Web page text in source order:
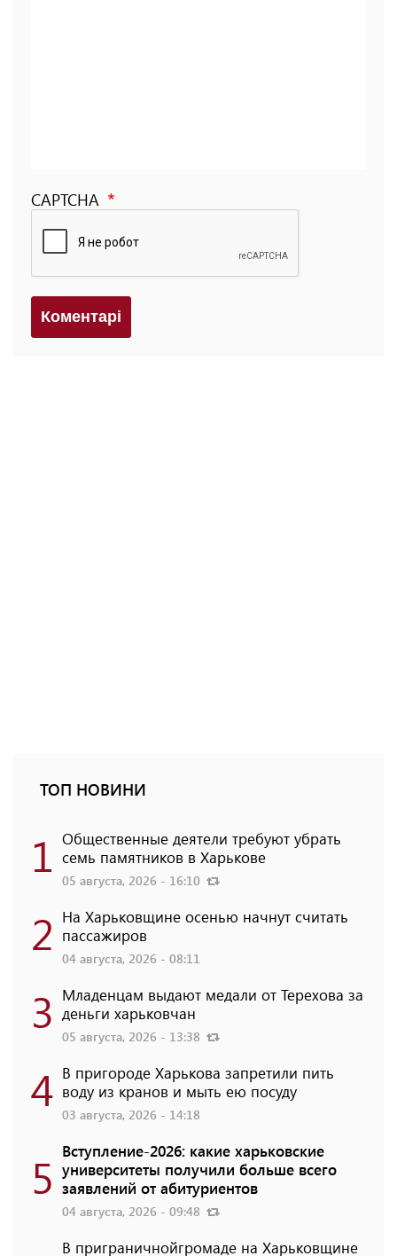
CAPTCHA
Коментарi
ТОП НОВИНИ
1 Общественные деятели требуют убрать
семь памятников в Харькове
05 августа, 2026 - 16:10
2 На Харьковщине осенью начнут считать
пассажиров
04 августа, 2026 - 08:11
3 Младенцам выдают медали от Терехова за
деньги харьковчан
05 августа, 2026 - 13:38
4 В пригороде Харькова запретили пить
воду из кранов и мыть ею посуду
03 августа, 2026 - 14:18
5 Вступление-2026: какие харьковские
университеты получили больше всего
заявлений от абитуриентов
04 августа, 2026 - 09:48
В приграничнойгромаде на Харьковщине